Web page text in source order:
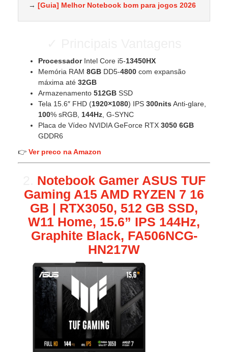
→ [Guia] Melhor Notebook bom para jogos 2026
ProcessadorIntel Core i5-13450HX
Memória RAM 8GB DD5-4800 com expansão
máxima até 32GB
Armazenamento 512GB SSD
Tela 15.6″ FHD (1920×1080) IPS 300nits Anti-glare,
100% sRGB, 144Hz , G-SYNC
Placa de Vídeo NVIDIA GeForce RTX 3050 6GB
GDDR6
👉 Ver preco na Amazon
Notebook Gamer ASUS TUF
Gaming A15 AMD RYZEN 7 16
GB | RTX3050, 512 GB SSD,
W11 Home, 15.6” IPS 144Hz,
Graphite Black, FA506NCG-
HN217W